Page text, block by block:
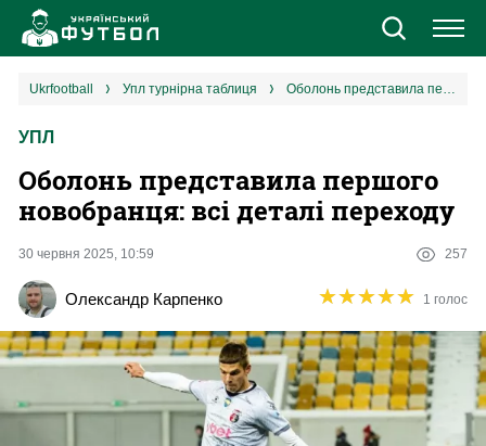
Новини
Єврокубки
1 ліга
2 ліга
Різне
ukrfootball упл турнірна таблиця Оболонь представила першого новобранця: всі деталі переходу
УПЛ
Оболонь представила першого
новобранця: всі деталі переходу
30 червня 2025, 10:59 257
Олександр Карпенко ★★★★★
★★★★★ 1 голос